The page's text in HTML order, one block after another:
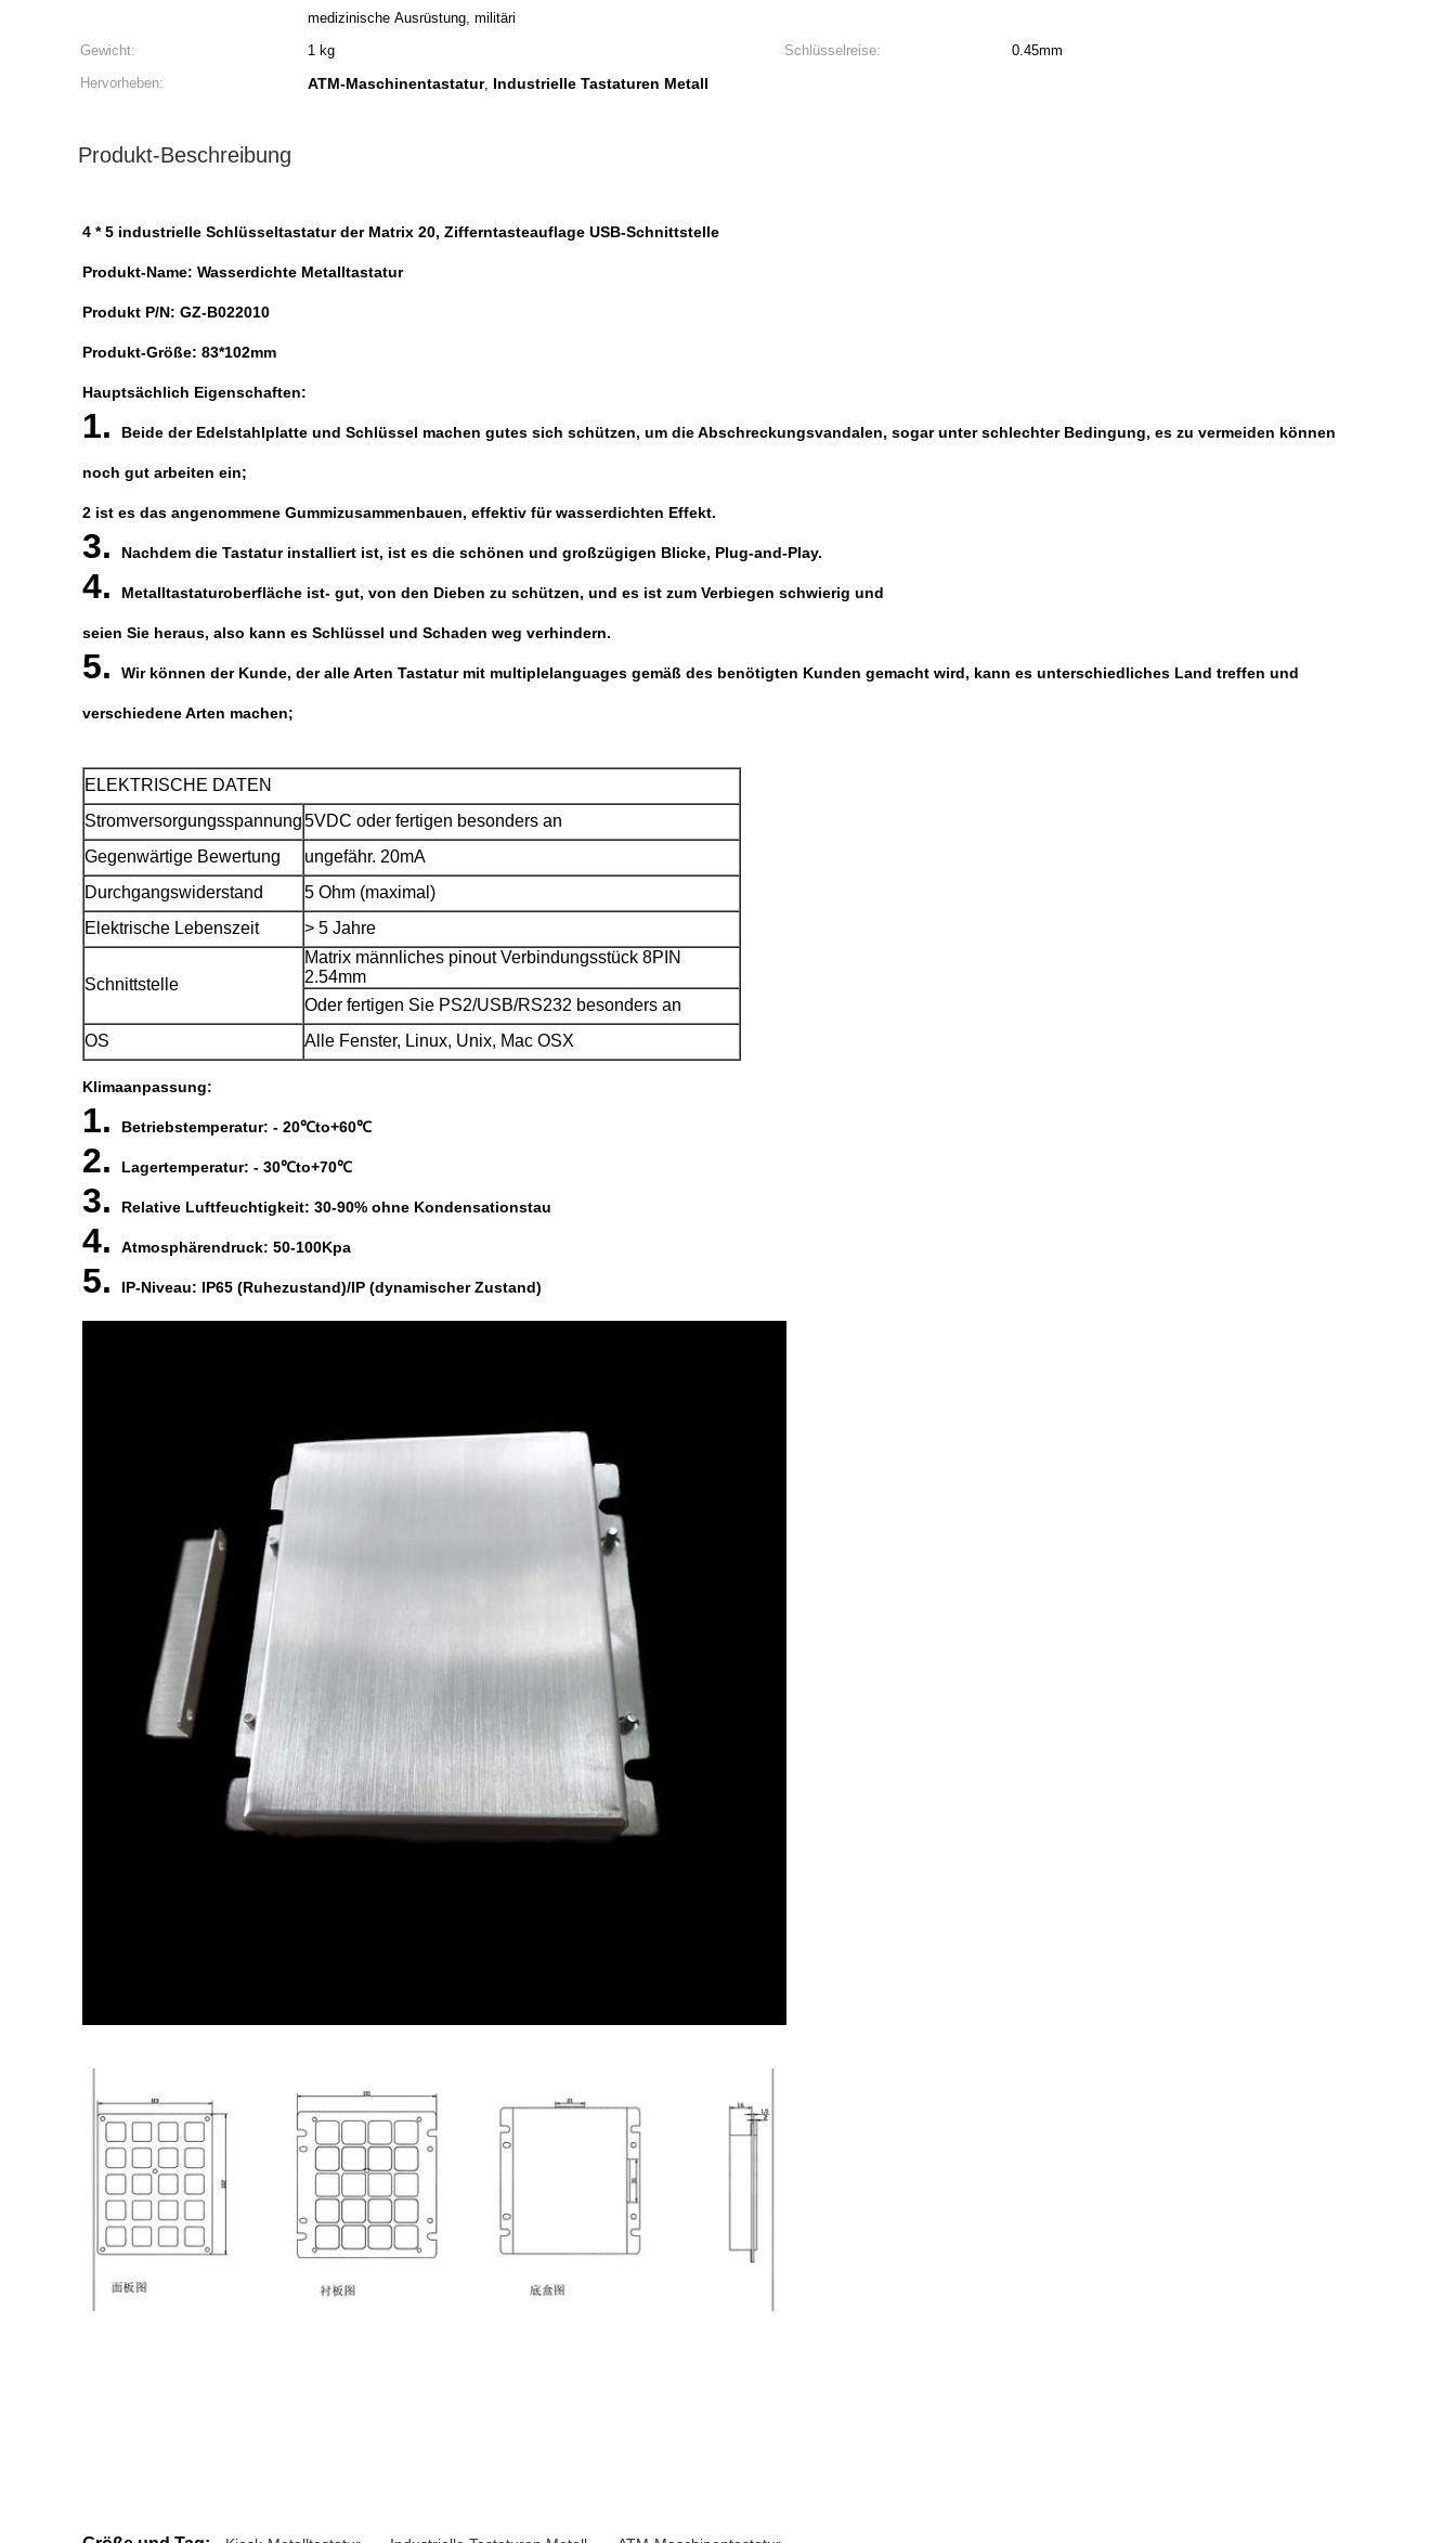
medizinische Ausrüstung, militäri
Gewicht: 1 kg Schlüsselreise:
0.45mm
Hervorheben:
ATM-Maschinentastatur, Industrielle Tastaturen Metall
Produkt-Beschreibung
4 * 5 industrielle Schlüsseltastatur der Matrix 20, Zifferntasteauflage USB-Schnittstelle
Produkt-Name: Wasserdichte Metalltastatur
Produkt P/N: GZ-B022010
Produkt-Größe: 83*102mm
Hauptsächlich Eigenschaften:
1. Beide der Edelstahlplatte und Schlüssel machen gutes sich schützen, um die Abschreckungsvandalen, sogar unter schlechter Bedingung, es zu vermeiden können
noch gut arbeiten ein;
2 ist es das angenommene Gummizusammenbauen, effektiv für wasserdichten Effekt.
3. Nachdem die Tastatur installiert ist, ist es die schönen und großzügigen Blicke, Plug-and-Play.
4. Metalltastaturoberfläche ist- gut, von den Dieben zu schützen, und es ist zum Verbiegen schwierig und
seien Sie heraus, also kann es Schlüssel und Schaden weg verhindern.
5. Wir können der Kunde, der alle Arten Tastatur mit multiplelanguages gemäß des benötigten Kunden gemacht wird, kann es unterschiedliches Land treffen und
verschiedene Arten machen;
ELEKTRISCHE DATEN
Stromversorgungsspannung5VDC oder fertigen besonders an
Gegenwärtige Bewertung
ungefähr. 20mA
Durchgangswiderstand
5 Ohm (maximal)
Elektrische Lebenszeit
> 5 Jahre
Schnittstelle
Matrix männliches pinout Verbindungsstück 8PIN
2.54mm
Oder fertigen Sie PS2/USB/RS232 besonders an
OS
Alle Fenster, Linux, Unix, Mac OSX
Klimaanpassung:
1. Betriebstemperatur: - 20℃to+60℃
2. Lagertemperatur: - 30℃to+70℃
3. Relative Luftfeuchtigkeit: 30-90% ohne Kondensationstau
4. Atmosphärendruck: 50-100Kpa
5. IP-Niveau: IP65 (Ruhezustand)/IP (dynamischer Zustand)